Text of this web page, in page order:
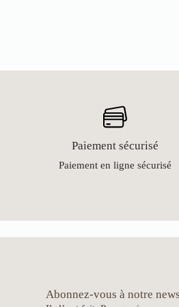
Paiement sécurisé
Paiement en ligne sécurisé
Abonnez-vous à notre